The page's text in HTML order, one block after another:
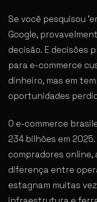
Se você pesquisou
Google,
decisão. E decisões
para e-commerce
dinheiro, mas em
oportunidades
O e-commerce
234 bilhões em
compradores online,
diferença entre
estagnam muitas